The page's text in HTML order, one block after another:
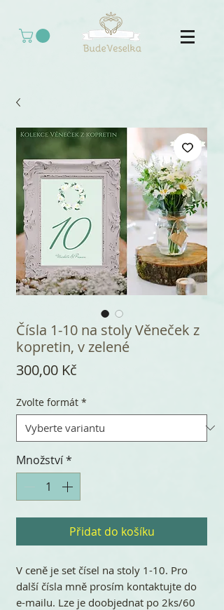
Čísla 1-10 na stoly Věneček z
kopretin, v zelené
300,00 Kč
Zvolte formát *
Množství*
Přidat do košíku
V ceně je set čísel na stoly 1-10. Pro
další čísla mně prosím kontaktujte do
e-mailu. Lze je doobjednat po 2ks/60